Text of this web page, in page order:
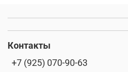
Контакты
+7 (925) 070-90-63